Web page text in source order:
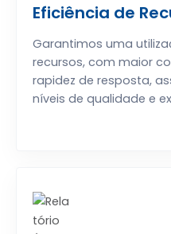
Eficiência de
Garantimos uma
recursos, com maior
rapidez de resposta,
níveis de qualidade e